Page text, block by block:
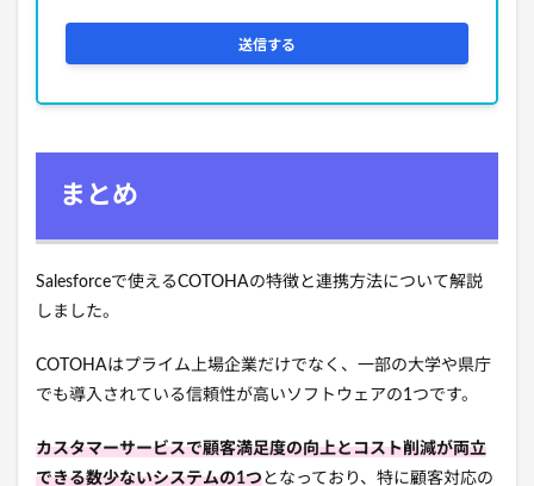
まとめ
Salesforceで使えるCOTOHAの特徴と連携方法について解説
しました。
COTOHAはプライム上場企業だけでなく、一部の大学や県庁
でも導入されている信頼性が高いソフトウェアの1つです。
カスタマーサービスで顧客満足度の向上とコスト削減が両立
できる数少ないシステムの1つとなっており、特に顧客対応の